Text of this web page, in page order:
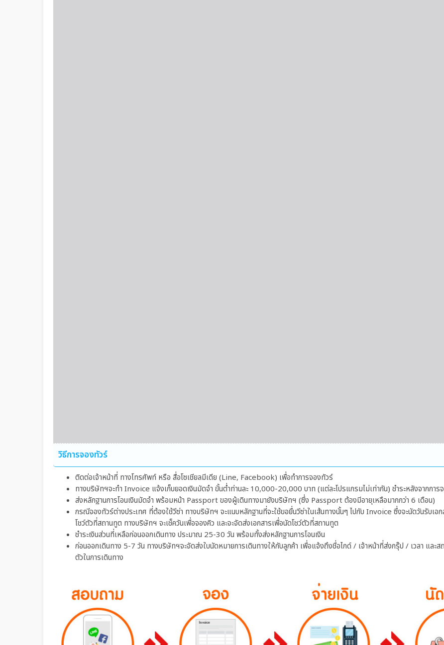
วิธีการจองทัวร์
ติดต่อเจ้าหน้าที่ ทางโทรศัพท์ หรือ สื่อโซเชียลมีเดีย (Line, Facebook) เพื่อทำการจองทัวร์
ทางบริษัทฯจะทำ Invoice แจ้งเก็บยอดเงินมัดจำ ขั้นต่ำท่านละ 10,000-20,000 บาท (แต่ละโปรแกรมไม่เท่ากัน) ชำระหลังจากการ
ส่งหลักฐานการโอนเงินมัดจำ พร้อมหน้า Passport ของผู้เดินทางมายังบริษัทฯ (ซึ่ง Passport ต้องมีอายุเหลือมากกว่า 6 เดือน)
กรณีจองทัวร์ต่างประเทศ ที่ต้องใช้วีซ่า ทางบริษัทฯ จะแนบหลักฐานที่จะใช้ขอยื่นวีซ่าในเส้นทางนั้นๆ ไปกับ Invoice ซึ่งจะนัดวันรับเอ
โชว์ตัวที่สถานทูต ทางบริษัทฯ จะเช็ควันเพื่อจองคิว และจะจัดส่งเอกสารเพื่อนัดโชว์ตัวที่สถานทูต
ชำระเงินส่วนที่เหลือก่อนออกเดินทาง ประมาณ 25-30 วัน พร้อมทั้งส่งหลักฐานการโอนเงิน
ก่อนออกเดินทาง 5-7 วัน ทางบริษัทฯจะจัดส่งใบนัดหมายการเดินทางให้กับลูกค้า เพื่อแจ้งถึงชื่อไกด์ / เจ้าหน้าที่ส่งกรุ๊ป / เวลา แล
ตัวในการเดินทาง